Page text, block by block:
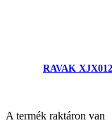
RAVAK
A termék raktáron van